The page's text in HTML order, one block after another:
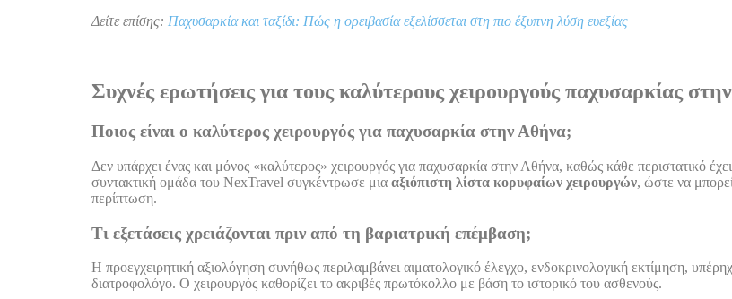
Δείτε επίσης: Παχυσαρκία και ταξίδι: Πώς η ορειβασία εξελίσσεται στη πιο έξυπνη λύση ευεξίας
Συχνές ερωτήσεις για τους καλύτερους χειρουργούς παχυσαρκίας
Ποιος είναι ο καλύτερος χειρουργός για παχυσαρκία στην Αθήνα;
Δεν υπάρχει ένας και μόνος «καλύτερος» χειρουργός για παχυσαρκία στην Αθήνα, καθώς κάθε περιστατικό
συντακτική ομάδα του NexTravel συγκέντρωσε μια αξιόπιστη λίστα κορυφαίων χειρουργών, ώστε να
περίπτωση.
Τι εξετάσεις χρειάζονται πριν από τη βαριατρική επέμβαση;
Η προεγχειρητική αξιολόγηση συνήθως περιλαμβάνει αιματολογικό έλεγχο, ενδοκρινολογική εκτίμηση,
διατροφολόγο. Ο χειρουργός καθορίζει το ακριβές πρωτόκολλο με βάση το ιστορικό του ασθενούς.